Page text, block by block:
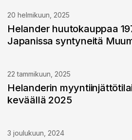
20 helmikuun, 2025
Helander huutokauppaa
Japanissa syntyneitä
22 tammikuun, 2025
Helanderin
keväällä 2025
3 joulukuun, 2024